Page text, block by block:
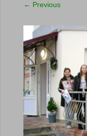
← Previous